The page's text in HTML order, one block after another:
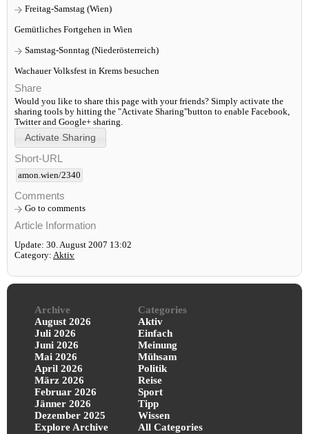
Freitag-Samstag (Wien)
Gemütliches Fortgehen in Wien
Samstag-Sonntag (Niederösterreich)
Wachauer Volksfest in Krems besuchen
Share
Would you like to share this page with your friends? Simply activate the
sharing tools by hitting the "Activate Sharing"button to enable Facebook,
Twitter and Google+ sharing.
Short-URL
amon.wien/2340
Comments
Go to comments
Article Information
Update: 30. August 2007 13:02
Category: Aktiv
Archive
August 2026
Juli 2026
Juni 2026
Mai 2026
April 2026
März 2026
Februar 2026
Jänner 2026
Dezember 2025
Explore Archive
Categories
Aktiv
Einfach
Meinung
Mühsam
Politik
Reise
Sport
Tipp
Wissen
All Categories